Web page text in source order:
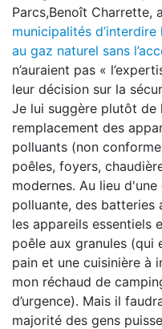
Parcs,Benoît Charrette,
municipalités
au gaz naturel sans
n’auraient pas «
leur décision sur la
Je lui suggère plutôt de
remplacement des
polluants (non
poêles, foyers,
modernes. Au lieu
polluante, des batteries
les appareils essentiels
poêle aux granules
pain et une cuisinière à
mon réchaud de
d’urgence). Mais il
majorité des gens